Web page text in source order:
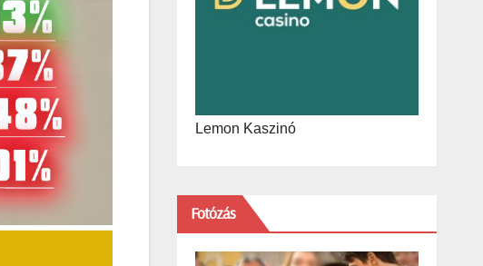
Lemon Kaszinó
Fotózás